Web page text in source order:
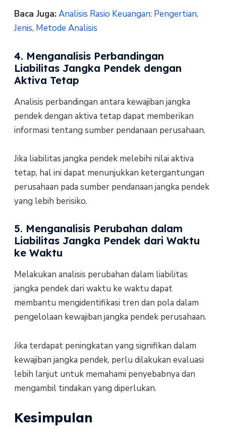
Baca Juga:Analisis Rasio Keuangan: Pengertian,
Jenis, Metode Analisis
4. Menganalisis Perbandingan
Liabilitas Jangka Pendek dengan
Aktiva Tetap
Analisis perbandingan antara kewajiban jangka
pendek dengan aktiva tetap dapat memberikan
informasi tentang sumber pendanaan perusahaan.
Jika liabilitas jangka pendek melebihi nilai aktiva
tetap, hal ini dapat menunjukkan ketergantungan
perusahaan pada sumber pendanaan jangka pendek
yang lebih berisiko.
5. Menganalisis Perubahan dalam
Liabilitas Jangka Pendek dari Waktu
ke Waktu
Melakukan analisis perubahan dalam liabilitas
jangka pendek dari waktu ke waktu dapat
membantu mengidentifikasi tren dan pola dalam
pengelolaan kewajiban jangka pendek perusahaan.
Jika terdapat peningkatan yang signifikan dalam
kewajiban jangka pendek, perlu dilakukan evaluasi
lebih lanjut untuk memahami penyebabnya dan
mengambil tindakan yang diperlukan.
Kesimpulan